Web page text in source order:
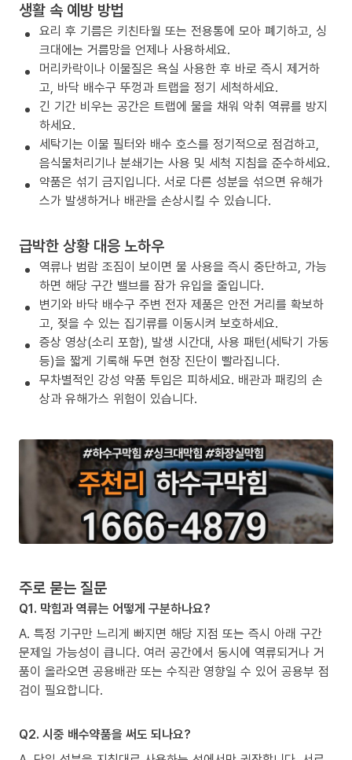
생활 속 예방 방법
요리 후 기름은 키친타월 또는 전용통에 모아 폐기하고, 싱
크대에는 거름망을 언제나 사용하세요.
머리카락이나 이물질은 욕실 사용한 후 바로 즉시 제거하
고, 바닥 배수구 뚜껑과 트랩을 정기 세척하세요.
긴 기간 비우는 공간은 트랩에 물을 채워 악취 역류를 방지
하세요.
세탁기는 이물 필터와 배수 호스를 정기적으로 점검하고,
음식물처리기나 분쇄기는 사용 및 세척 지침을 준수하세요.
약품은 섞기 금지입니다. 서로 다른 성분을 섞으면 유해가
스가 발생하거나 배관을 손상시킬 수 있습니다.
급박한 상황 대응 노하우
역류나 범람 조짐이 보이면 물 사용을 즉시 중단하고, 가능
하면 해당 구간 밸브를 잠가 유입을 줄입니다.
변기와 바닥 배수구 주변 전자 제품은 안전 거리를 확보하
고, 젖을 수 있는 집기류를 이동시켜 보호하세요.
증상 영상(소리 포함), 발생 시간대, 사용 패턴(세탁기 가동
등)을 짧게 기록해 두면 현장 진단이 빨라집니다.
무차별적인 강성 약품 투입은 피하세요. 배관과 패킹의 손
상과 유해가스 위험이 있습니다.
주로 묻는 질문
Q1. 막힘과 역류는 어떻게 구분하나요?
A. 특정 기구만 느리게 빠지면 해당 지점 또는 즉시 아래 구간
문제일 가능성이 큽니다. 여러 공간에서 동시에 역류되거나 거
품이 올라오면 공용배관 또는 수직관 영향일 수 있어 공용부 점
검이 필요합니다.
Q2. 시중 배수약품을 써도 되나요?